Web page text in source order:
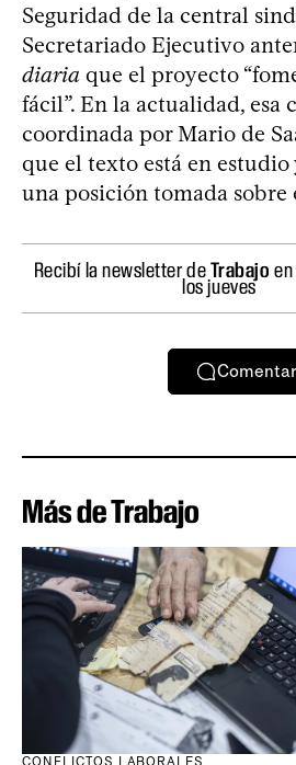
Seguridad de la central
Secretariado Ejecutivo
diaria que el proyecto
fácil”. En la actualidad, esa
coordinada por Mario de
que el texto está en
una posición tomada sobre
Recibí la newsletter deTrabajo
los jueves
Comentar
Más de Trabajo
CONFLICTOS LABORALES